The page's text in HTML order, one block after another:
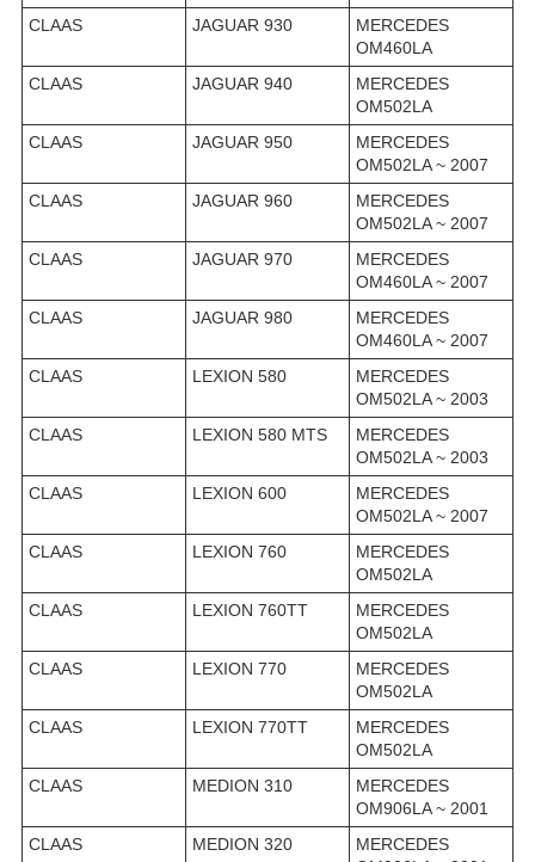
CLAAS
JAGUAR 930
MERCEDES
OM460LA
CLAAS
JAGUAR 940
MERCEDES
OM502LA
CLAAS
JAGUAR 950
MERCEDES
OM502LA ~ 2007
CLAAS
JAGUAR 960
MERCEDES
OM502LA ~ 2007
CLAAS
JAGUAR 970
MERCEDES
OM460LA ~ 2007
CLAAS
JAGUAR 980
MERCEDES
OM460LA ~ 2007
CLAAS
LEXION 580
MERCEDES
OM502LA ~ 2003
CLAAS
LEXION 580 MTS
MERCEDES
OM502LA ~ 2003
CLAAS
LEXION 600
MERCEDES
OM502LA ~ 2007
CLAAS
LEXION 760
MERCEDES
OM502LA
CLAAS
LEXION 760TT
MERCEDES
OM502LA
CLAAS
LEXION 770
MERCEDES
OM502LA
CLAAS
LEXION 770TT
MERCEDES
OM502LA
CLAAS
MEDION 310
MERCEDES
OM906LA ~ 2001
CLAAS
MEDION 320
MERCEDES